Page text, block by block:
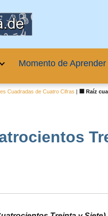
Momento de Aprender
Cuadradas de Cuatro Cifras | 🟦 Raíz